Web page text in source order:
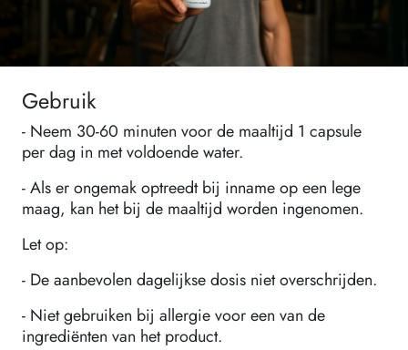
Gebruik
- Neem 30-60 minuten voor de maaltijd 1 capsule
per dag in met voldoende water.
- Als er ongemak optreedt bij inname op een lege
maag, kan het bij de maaltijd worden ingenomen.
Let op:
- De aanbevolen dagelijkse dosis niet overschrijden.
- Niet gebruiken bij allergie voor een van de
ingrediënten van het product.